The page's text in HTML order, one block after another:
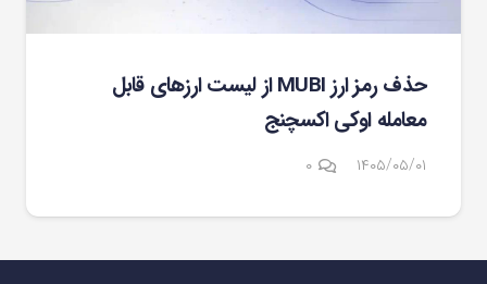
حذف رمز ارز MUBI از لیست ارزهای قابل
معامله اوکی اکسچنج
۱۴۰۵/۰۵/۰۱ ۰